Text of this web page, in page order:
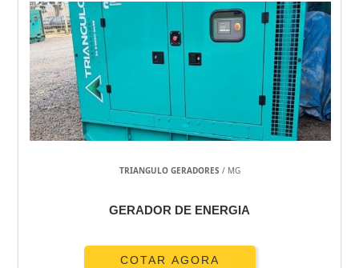
TRIANGULO GERADORES / MG
GERADOR DE ENERGIA
COTAR AGORA